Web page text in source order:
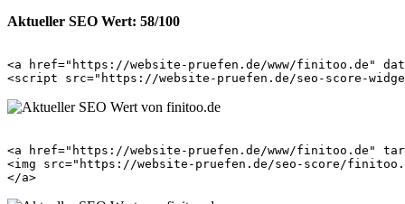
Aktueller SEO Wert: 58/100
<a href="https://website-pruefen.de/www/finitoo.de"
<a href="https://website-pruefen.de/www/finitoo.de"
<img src="https://website-pruefen.de/seo-score/